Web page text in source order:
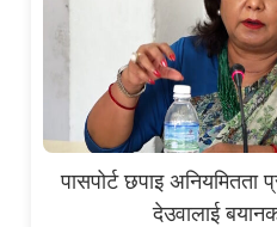
पासपोर्ट छपाइ
देउवालाई